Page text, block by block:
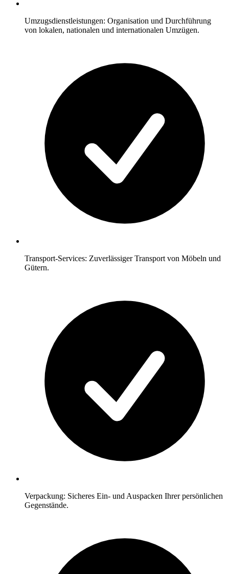
Umzugsdienstleistungen: Organisation und Durchführung
von lokalen, nationalen und internationalen Umzügen.
Transport-Services: Zuverlässiger Transport von Möbeln und
Gütern.
Verpackung: Sicheres Ein- und Auspacken Ihrer persönlichen
Gegenstände.